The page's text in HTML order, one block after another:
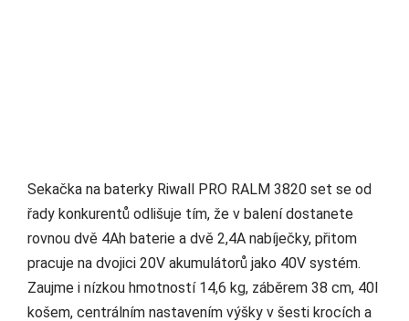
Sekačka na baterky Riwall PRO RALM 3820 set se od
řady konkurentů odlišuje tím, že v balení dostanete
rovnou dvě 4Ah baterie a dvě 2,4A nabíječky, přitom
pracuje na dvojici 20V akumulátorů jako 40V systém.
Zaujme i nízkou hmotností 14,6 kg, záběrem 38 cm, 40l
košem, centrálním nastavením výšky v šesti krocích a